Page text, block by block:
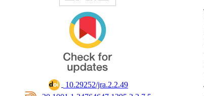
‎ 10.29252/jra.2.2.49